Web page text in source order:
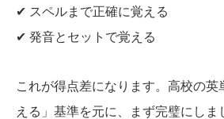
✔ スペルまで正確に覚える
✔ 発音とセットで覚える
これが得点差になります。高校の
える」基準を元に、まず完璧にしま